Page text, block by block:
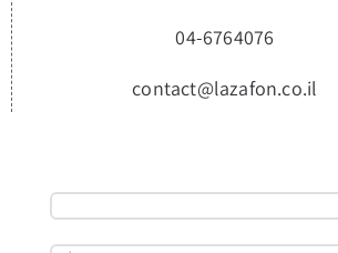
04-6764076
contact@lazafon.co.il